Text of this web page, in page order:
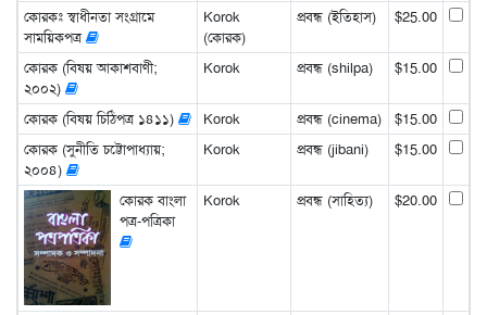
কোরকঃ স্বাধীনতা সংগ্রামে
সাময়িকপত্র
Korok
(কোরক)
প্রবন্ধ (ইতিহাস) $25.00
কোরক (বিষয় আকাশবাণী;
২০০২)
Korok প্রবন্ধ (shilpa) $15.00
কোরক (বিষয় চিঠিপত্র ১৪১১) Korok প্রবন্ধ (cinema)
$15.00
কোরক (সুনীতি চট্টোপাধ্যায়;
২০০৪)
Korok প্রবন্ধ (jibani) $15.00
কোরক বাংলা
পত্র-পত্রিকা
Korok প্রবন্ধ (সাহিত্য) $20.00